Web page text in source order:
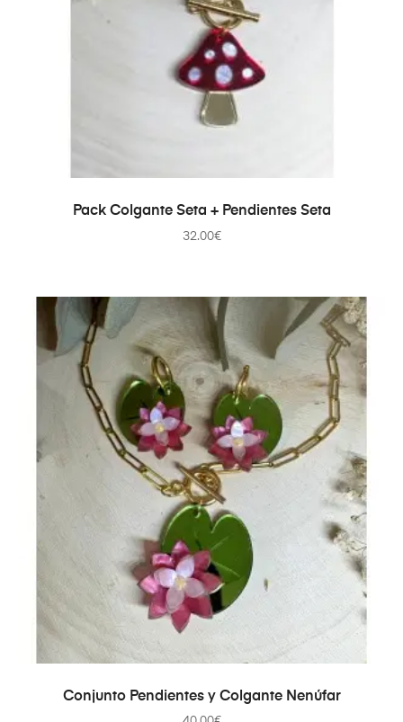
AÑADIR AL CARRITO
Pack Colgante Seta + Pendientes Seta
32.00€
SELECCIONAR OPCIONES
Conjunto Pendientes y Colgante Nenúfar